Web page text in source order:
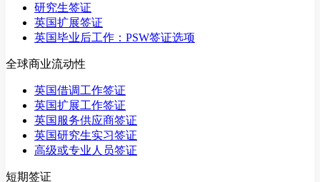
研究生签证
英国扩展签证
英国毕业后工作：PSW签证选项
全球商业流动性
英国借调工作签证
英国扩展工作签证
英国服务供应商签证
英国研究生实习签证
高级或专业人员签证
短期签证